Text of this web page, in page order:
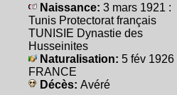
Naissance: 3 mars 1921 :
Tunis Protectorat français
TUNISIE Dynastie des
Husseinites
Naturalisation: 5 fév 1926
FRANCE
Décès: Avéré